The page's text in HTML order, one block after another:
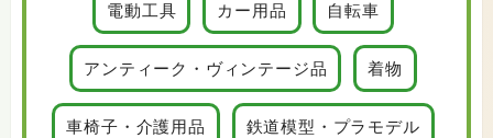
電動工具 カー用品 自転車
アンティーク・ヴィンテージ品 着物
車椅子・介護用品 鉄道模型・プラモデル